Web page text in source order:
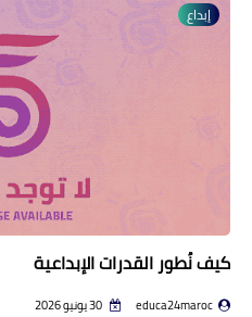
إبداع
كيف نُطور القدرات الإبداعية
educa24maroc